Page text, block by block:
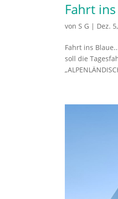
Fahrt
vonS G | Dez.
Fahrt ins
soll die